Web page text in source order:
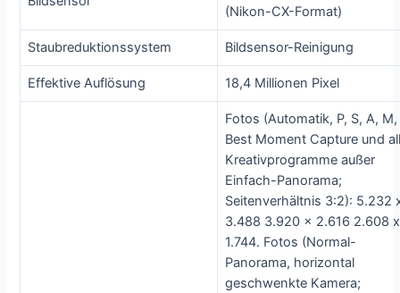
(Nikon-CX-Format)
Staubreduktionssystem Bildsensor-Reinigung
Effektive Auflösung 18,4 Millionen Pixel
Fotos (Automatik, P, S, A, M,
Best Moment Capture und
Kreativprogramme außer
Einfach-Panorama;
Seitenverhältnis 3:2): 5.232
3.488 3.920 x 2.616 2.608 x
1.744. Fotos (Normal-
Panorama, horizontal
geschwenkte Kamera;